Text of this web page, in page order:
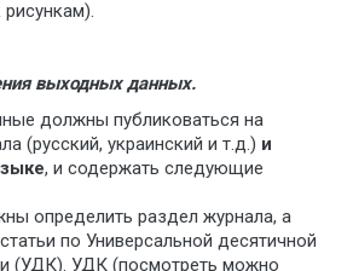
рисункам).
выходных данных.
должны публиковаться на
(русский, украинский и т.д.) и
, и содержать следующие
определить раздел журнала, а
по Универсальной десятичной
(УДК). УДК (посмотреть можно